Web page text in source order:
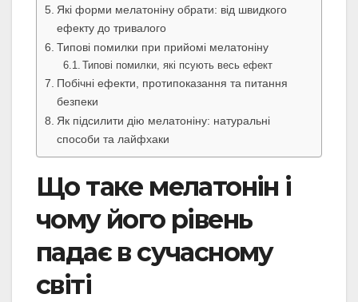
Які форми мелатоніну обрати: від швидкого
ефекту до тривалого
Типові помилки при прийомі мелатоніну
Типові помилки, які псують весь ефект
Побічні ефекти, протипоказання та питання
безпеки
Як підсилити дію мелатоніну: натуральні
способи та лайфхаки
Що таке мелатонін і
чому його рівень
падає в сучасному
світі